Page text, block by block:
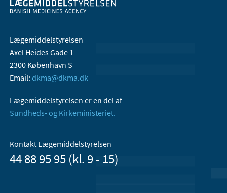
Lægemiddelstyrelsen
Axel Heides Gade 1
2300 København S
Email: dkma@dkma.dk
Lægemiddelstyrelsen er en del af
Sundheds- og Kirkeministeriet.
Kontakt Lægemiddelstyrelsen
44 88 95 95 (kl. 9 - 15)